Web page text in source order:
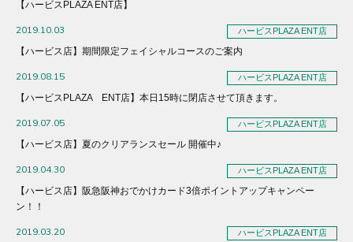
【ハービスPLAZA ENT店】
2019.10.03 ハービスPLAZA ENT店
【ハービス店】期間限定フェイシャルコースのご案内
2019.08.15 ハービスPLAZA ENT店
【ハービスPLAZA ENT店】本日15時に閉店させて頂きます。
2019.07.05 ハービスPLAZA ENT店
【ハービス店】夏のクリアランスセール 開催中♪
2019.04.30 ハービスPLAZA ENT店
【ハービス店】阪急阪神おでかけカード3倍ポイントアップキャンペー
ン！！
2019.03.20 ハービスPLAZA ENT店